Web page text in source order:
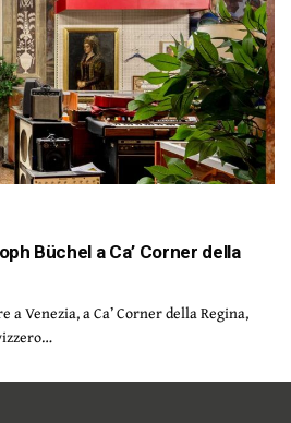
Büchel a Ca’ Corner della
a Venezia, a Ca’ Corner della Regina,